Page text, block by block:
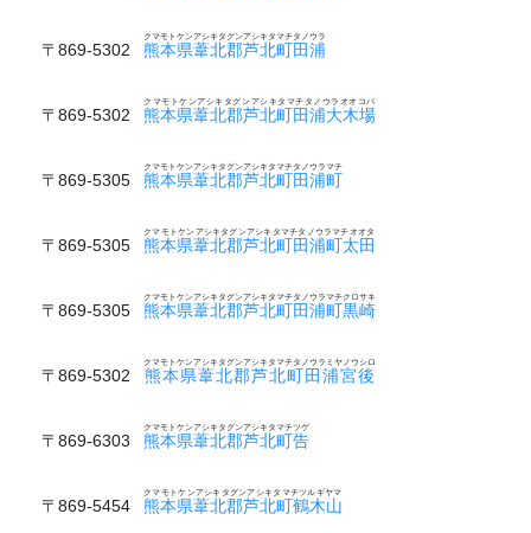
〒869-5302 熊本県葦北郡芦北町田浦
クマモトケンアシキタグンアシキタマチタノウラ
〒869-5302 熊本県葦北郡芦北町田浦大木場
クマモトケンアシキタグンアシキタマチタノウラオオコバ
〒869-5305 熊本県葦北郡芦北町田浦町
クマモトケンアシキタグンアシキタマチタノウラマチ
〒869-5305 熊本県葦北郡芦北町田浦町太田
クマモトケンアシキタグンアシキタマチタノウラマチオオタ
〒869-5305 熊本県葦北郡芦北町田浦町黒崎
クマモトケンアシキタグンアシキタマチタノウラマチクロサキ
〒869-5302 熊本県葦北郡芦北町田浦宮後
クマモトケンアシキタグンアシキタマチタノウラミヤノウシロ
〒869-6303 熊本県葦北郡芦北町告
クマモトケンアシキタグンアシキタマチツゲ
〒869-5454 熊本県葦北郡芦北町鶴木山
クマモトケンアシキタグンアシキタマチツルギヤマ